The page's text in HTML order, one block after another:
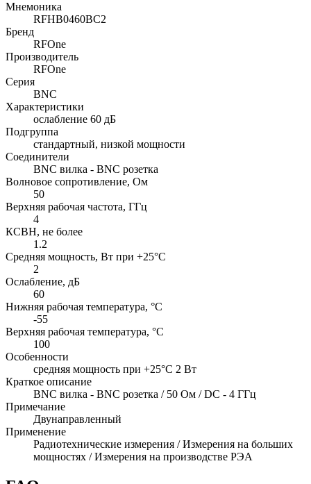
Мнемоника
RFHB0460BC2
Бренд
RFOne
Производитель
RFOne
Серия
BNC
Характеристики
ослабление 60 дБ
Подгруппа
стандартный, низкой мощности
Соединители
BNC вилка - BNC розетка
Волновое сопротивление, Ом
50
Верхняя рабочая частота, ГГц
4
КСВН, не более
1.2
Средняя мощность, Вт при +25°C
2
Ослабление, дБ
60
Нижняя рабочая температура, °C
-55
Верхняя рабочая температура, °C
100
Особенности
cредняя мощность при +25°C 2 Вт
Краткое описание
BNC вилка - BNC розетка / 50 Ом / DC - 4 ГГц
Примечание
Двунаправленный
Применение
Радиотехнические измерения / Измерения на больших
мощностях / Измерения на производстве РЭА